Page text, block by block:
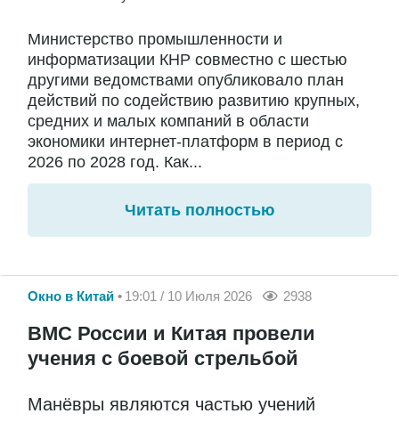
Министерство промышленности и
информатизации КНР совместно с шестью
другими ведомствами опубликовало план
действий по содействию развитию крупных,
средних и малых компаний в области
экономики интернет-платформ в период с
2026 по 2028 год. Как...
Читать полностью
Окно в Китай 19:01 / 10 Июля 2026 2938
ВМС России и Китая провели
учения с боевой стрельбой
Манёвры являются частью учений